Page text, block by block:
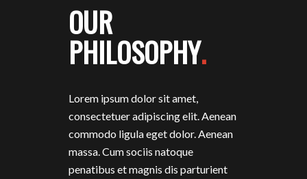
OUR
PHILOSOPHY.
Lorem ipsum dolor sit amet,
consectetuer adipiscing elit. Aenean
commodo ligula eget dolor. Aenean
massa. Cum sociis natoque
penatibus et magnis dis parturient